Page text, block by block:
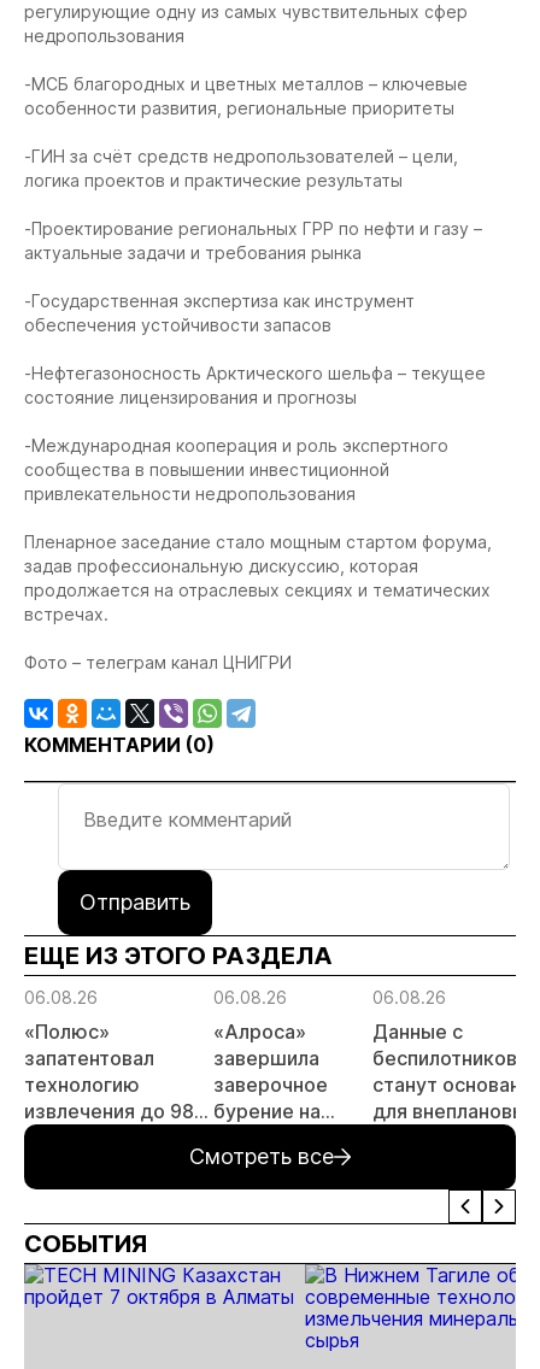
регулирующие одну из самых чувствительных сфер
недропользования
-МСБ благородных и цветных металлов – ключевые
особенности развития, региональные приоритеты
-ГИН за счёт средств недропользователей – цели,
логика проектов и практические результаты
-Проектирование региональных ГРР по нефти и газу –
актуальные задачи и требования рынка
-Государственная экспертиза как инструмент
обеспечения устойчивости запасов
-Нефтегазоносность Арктического шельфа – текущее
состояние лицензирования и прогнозы
-Международная кооперация и роль экспертного
сообщества в повышении инвестиционной
привлекательности недропользования
Пленарное заседание стало мощным стартом форума,
задав профессиональную дискуссию, которая
продолжается на отраслевых секциях и тематических
встречах.
Фото – телеграм канал ЦНИГРИ
КОММЕНТАРИИ (0)
Отправить
ЕЩЕ ИЗ ЭТОГО РАЗДЕЛА
06.08.26
«Полюс»
запатентовал
технологию
извлечения до 98%
золота из
металлургического
шлака
06.08.26
«Алроса»
завершила
заверочное
бурение на
месторождении
Дегдекан
06.08.26
Данные с
беспилотников
станут
для внеплановых
Смотреть все
СОБЫТИЯ